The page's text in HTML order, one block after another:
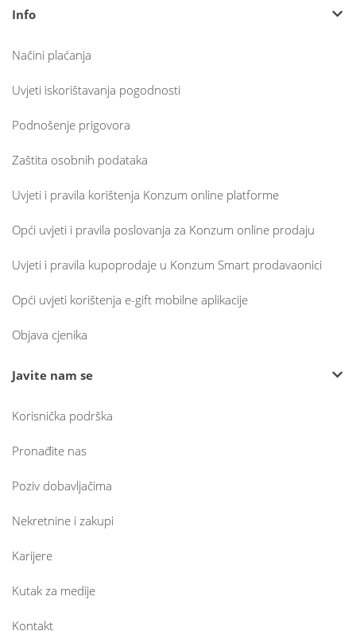
Info
Načini plaćanja
Uvjeti iskorištavanja pogodnosti
Podnošenje prigovora
Zaštita osobnih podataka
Uvjeti i pravila korištenja Konzum online platforme
Opći uvjeti i pravila poslovanja za Konzum online prodaju
Uvjeti i pravila kupoprodaje u Konzum Smart prodavaonici
Opći uvjeti korištenja e-gift mobilne aplikacije
Objava cjenika
Javite nam se
Korisnička podrška
Pronađite nas
Poziv dobavljačima
Nekretnine i zakupi
Karijere
Kutak za medije
Kontakt